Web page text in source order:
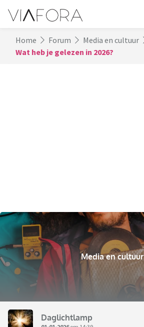
Home Forum
Media en cultuur
Wat heb je gelezen in 2026?
Media en cultuur
Daglichtlamp